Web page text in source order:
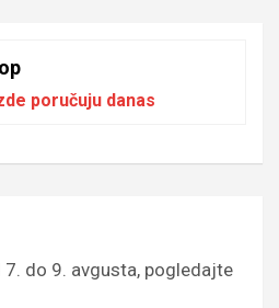
poručuju danas
7. do 9. avgusta, pogledajte